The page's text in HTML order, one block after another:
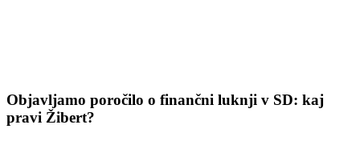
Objavljamo poročilo o finančni luknji v SD: kaj
pravi Žibert?